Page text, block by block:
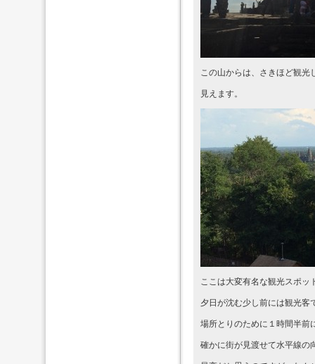
この山からは、さきほど観光
見えます。
ここは大変有名な観光スポッ
夕日が沈む少し前には観光客
場所とりのために１時間半前
確かに街が見渡せて水平線の